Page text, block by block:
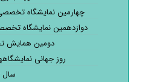
چهارمین نمایشگاه
دوازدهمین نمایشگاه
دومین همایش
روز جهانی
سال ۱۴۰۴